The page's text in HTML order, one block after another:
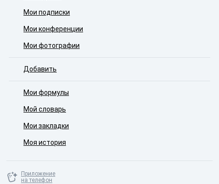
Мои подписки
Мои конференции
Мои фотографии
Добавить
Мои формулы
Мой словарь
Мои закладки
Моя история
Приложение
на телефон